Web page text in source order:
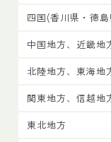
四国(香川県・徳
中国地方、近畿地
北陸地方、東海地
関東地方、信越地
東北地方